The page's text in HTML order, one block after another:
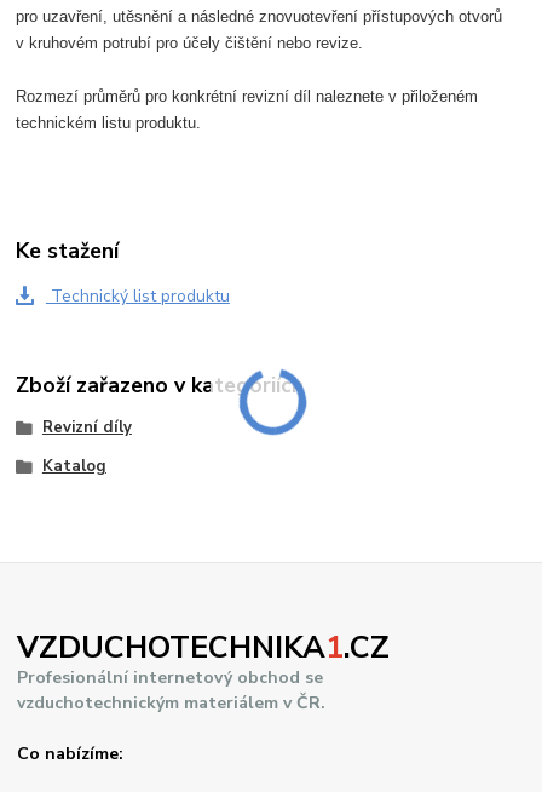
pro uzavření, utěsnění a následné znovuotevření přístupových otvorů
v kruhovém potrubí pro účely čištění nebo revize.
Rozmezí průměrů pro konkrétní revizní díl naleznete v přiloženém
technickém listu produktu.
Ke stažení
Technický list produktu
Zboží zařazeno v kategoriích
Revizní díly
Katalog
VZDUCHOTECHNIKA1.CZ
Profesionální internetový obchod se
vzduchotechnickým materiálem v ČR.
Co nabízíme: